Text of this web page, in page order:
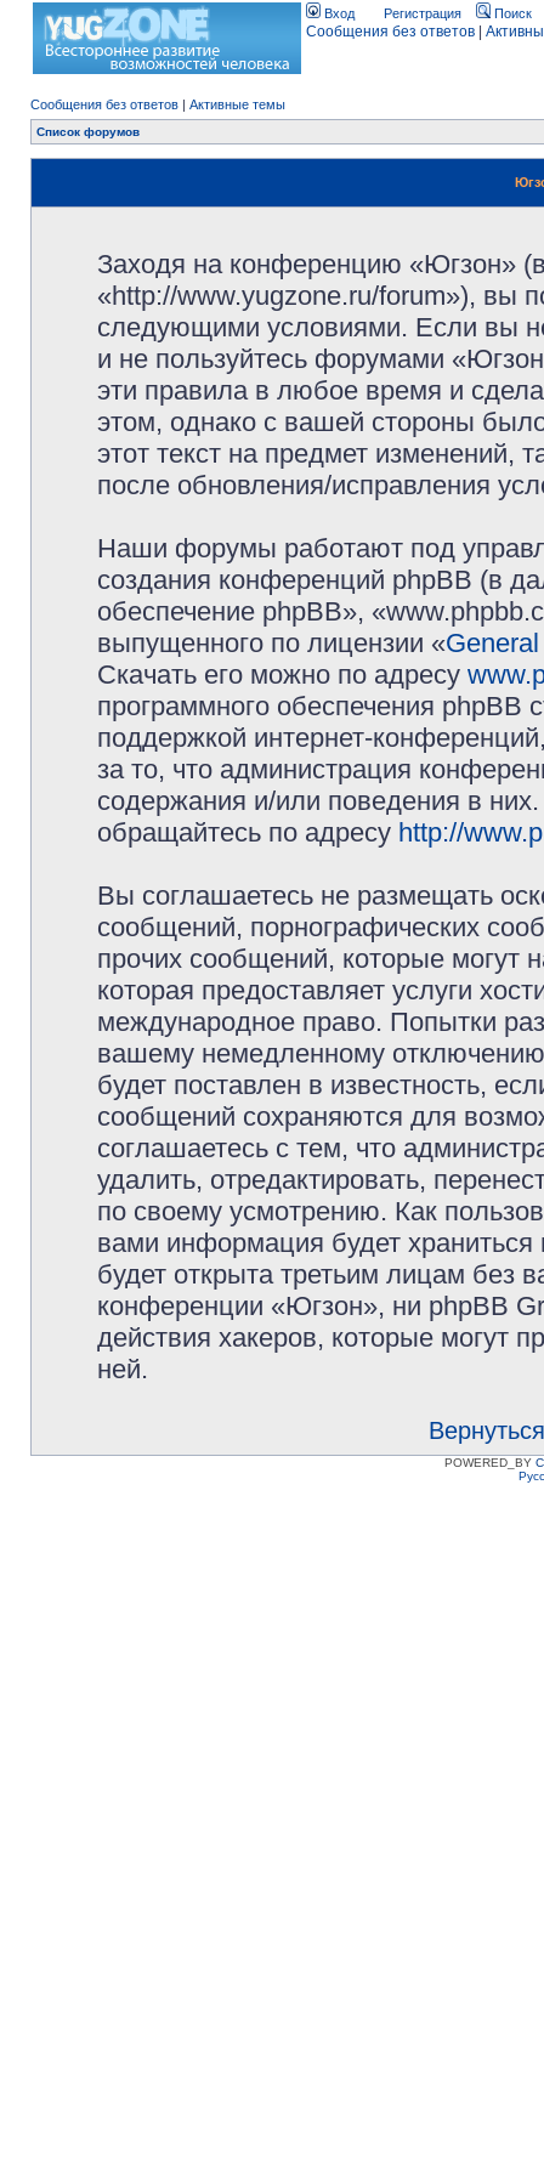
Вход Регистрация Поиск
Сообщения без ответов
Сообщения без ответов | Активные темы
Список форумов
Заходя на конференцию «Югзон»
«http://www.yugzone.ru/forum»), вы
следующими условиями. Если вы
и не пользуйтесь форумами
эти правила в любое время и
этом, однако с вашей стороны
этот текст на предмет изменений,
после обновления/исправления
Наши форумы работают под
создания конференций phpBB (в
обеспечение phpBB»,
выпущенного по лицензии «
Скачать его можно по адресу
программного обеспечения phpBB
поддержкой интернет-
за то, что администрация
содержания и/или поведения в
обращайтесь по адресу http://
Вы соглашаетесь не размещать
сообщений, порнографических
прочих сообщений, которые могут
которая предоставляет услуги
международное право. Попытки
вашему немедленному
будет поставлен в известность,
сообщений сохраняются для
соглашаетесь с тем, что
удалить, отредактировать,
по своему усмотрению. Как
вами информация будет
будет открыта третьим лицам без
конференции «Югзон», ни phpBB
действия хакеров, которые могут
ней.
POWERED_BY